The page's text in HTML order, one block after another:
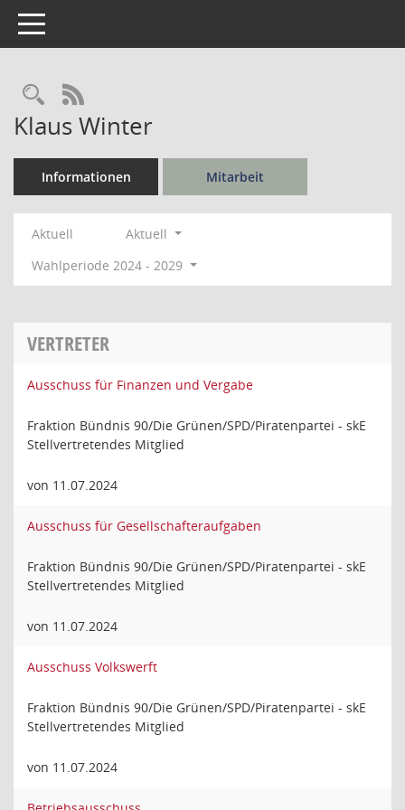
Toggle navigation
Rechercheauswahl
RSS-Feed
Klaus Winter
Informationen Mitarbeit
Aktuell
Aktuell
Wahlperiode 2024 - 2029
VERTRETER
Ausschuss für Finanzen und Vergabe
Fraktion Bündnis 90/Die Grünen/SPD/Piratenpartei - skE
Stellvertretendes Mitglied
von 11.07.2024
Ausschuss für Gesellschafteraufgaben
Fraktion Bündnis 90/Die Grünen/SPD/Piratenpartei - skE
Stellvertretendes Mitglied
von 11.07.2024
Ausschuss Volkswerft
Fraktion Bündnis 90/Die Grünen/SPD/Piratenpartei - skE
Stellvertretendes Mitglied
von 11.07.2024